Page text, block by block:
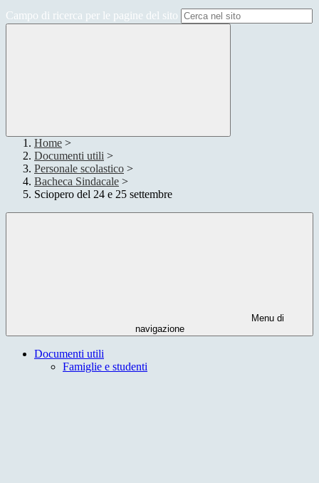
Campo di ricerca per le pagine del sito
Home >
Documenti utili >
Personale scolastico >
Bacheca Sindacale >
Sciopero del 24 e 25 settembre
Menu di
navigazione
Documenti utili
Famiglie e studenti